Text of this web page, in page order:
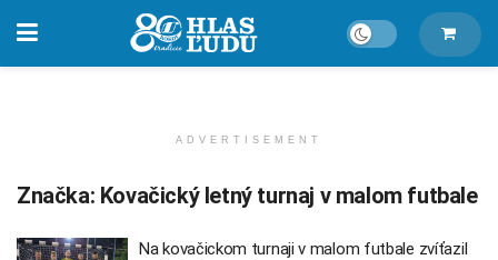
ADVERTISEMENT
Značka: Kovačický letný turnaj v malom futbale
Na kovačickom turnaji v malom futbale zvíťazil